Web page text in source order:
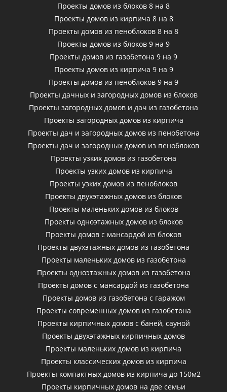
Проекты домов из блоков 8 на 8
Проекты домов из кирпича 8 на 8
Проекты домов из пеноблоков 8 на 8
Проекты домов из блоков 9 на 9
Проекты домов из газобетона 9 на 9
Проекты домов из кирпича 9 на 9
Проекты домов из пеноблоков 9 на 9
Проекты дачных и загородных домов из блоков
Проекты загородных домов и дач из газобетона
Проекты загородных домов из кирпича
Проекты дач и загородных домов из пенобетона
Проекты дач и загородных домов из пеноблоков
Проекты узких домов из газобетона
Проекты узких домов из кирпича
Проекты узких домов из пеноблоков
Проекты двухэтажных домов из блоков
Проекты маленьких домов из блоков
Проекты одноэтажных домов из блоков
Проекты домов с мансардой из блоков
Проекты двухэтажных домов из газобетона
Проекты маленьких домов из газобетона
Проекты одноэтажных домов из газобетона
Проекты домов с мансардой из газобетона
Проекты домов из газобетона с гаражом
Проекты современных домов из газобетона
Проекты кирпичных домов с баней, сауной
Проекты двухэтажных кирпичных домов
Проекты маленьких домов из кирпича
Проекты классических домов из кирпича
Проекты компактных домов из кирпича до 150м2
Проекты кирпичных домов на две семьи